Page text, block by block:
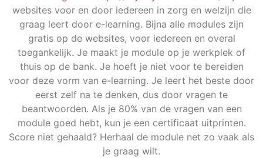
websites voor en door iedereen in zorg en welzijn die
graag leert door e-learning. Bijna alle modules zijn
gratis op de websites, voor iedereen en overal
toegankelijk. Je maakt je module op je werkplek of
thuis op de bank. Je hoeft je niet voor te bereiden
voor deze vorm van e-learning. Je leert het beste door
eerst zelf na te denken, dus door vragen te
beantwoorden. Als je 80% van de vragen van een
module goed hebt, kun je een certificaat uitprinten.
Score niet gehaald? Herhaal de module net zo vaak als
je graag wilt.